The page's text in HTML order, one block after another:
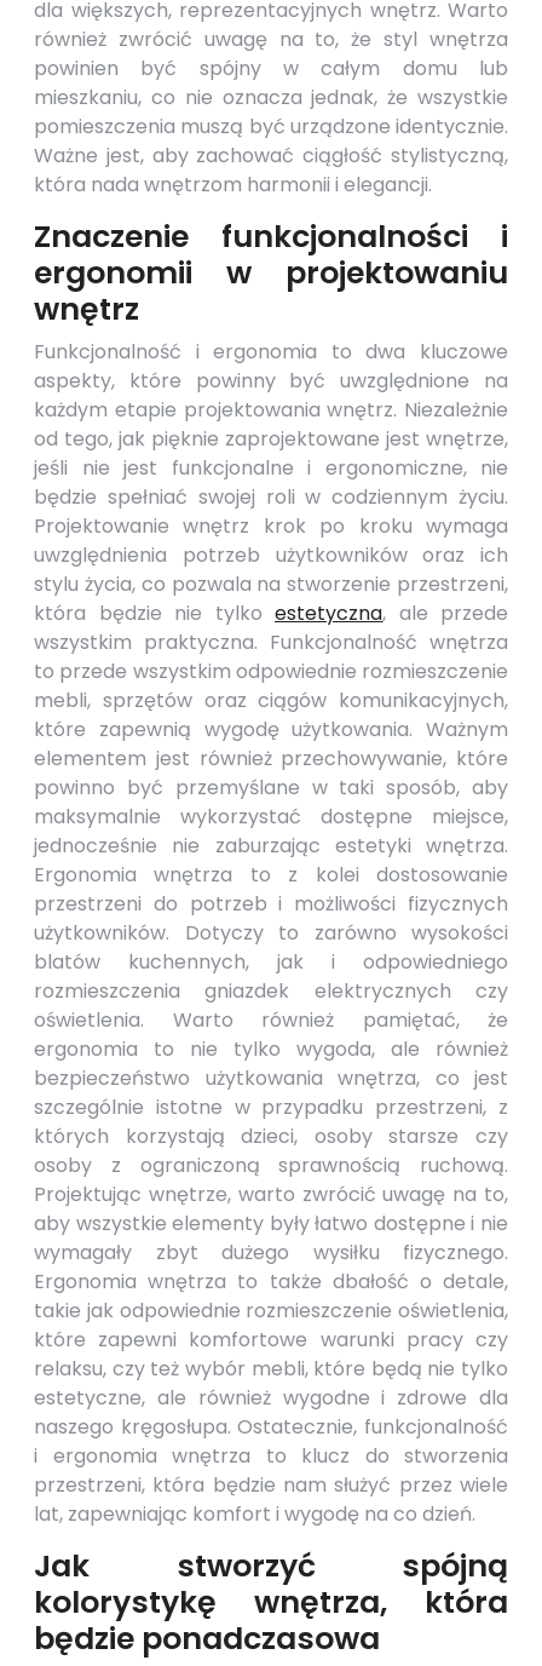
dla większych, reprezentacyjnych wnętrz. Warto
również zwrócić uwagę na to, że styl wnętrza
powinien być spójny w całym domu lub
mieszkaniu, co nie oznacza jednak, że wszystkie
pomieszczenia muszą być urządzone identycznie.
Ważne jest, aby zachować ciągłość stylistyczną,
która nada wnętrzom harmonii i elegancji.
Znaczenie funkcjonalności i
ergonomii w projektowaniu
wnętrz
Funkcjonalność i ergonomia to dwa kluczowe
aspekty, które powinny być uwzględnione na
każdym etapie projektowania wnętrz. Niezależnie
od tego, jak pięknie zaprojektowane jest wnętrze,
jeśli nie jest funkcjonalne i ergonomiczne, nie
będzie spełniać swojej roli w codziennym życiu.
Projektowanie wnętrz krok po kroku wymaga
uwzględnienia potrzeb użytkowników oraz ich
stylu życia, co pozwala na stworzenie przestrzeni,
która będzie nie tylko estetyczna, ale przede
wszystkim praktyczna. Funkcjonalność wnętrza
to przede wszystkim odpowiednie rozmieszczenie
mebli, sprzętów oraz ciągów komunikacyjnych,
które zapewnią wygodę użytkowania. Ważnym
elementem jest również przechowywanie, które
powinno być przemyślane w taki sposób, aby
maksymalnie wykorzystać dostępne miejsce,
jednocześnie nie zaburzając estetyki wnętrza.
Ergonomia wnętrza to z kolei dostosowanie
przestrzeni do potrzeb i możliwości fizycznych
użytkowników. Dotyczy to zarówno wysokości
blatów kuchennych, jak i odpowiedniego
rozmieszczenia gniazdek elektrycznych czy
oświetlenia. Warto również pamiętać, że
ergonomia to nie tylko wygoda, ale również
bezpieczeństwo użytkowania wnętrza, co jest
szczególnie istotne w przypadku przestrzeni, z
których korzystają dzieci, osoby starsze czy
osoby z ograniczoną sprawnością ruchową.
Projektując wnętrze, warto zwrócić uwagę na to,
aby wszystkie elementy były łatwo dostępne i nie
wymagały zbyt dużego wysiłku fizycznego.
Ergonomia wnętrza to także dbałość o detale,
takie jak odpowiednie rozmieszczenie oświetlenia,
które zapewni komfortowe warunki pracy czy
relaksu, czy też wybór mebli, które będą nie tylko
estetyczne, ale również wygodne i zdrowe dla
naszego kręgosłupa. Ostatecznie, funkcjonalność
i ergonomia wnętrza to klucz do stworzenia
przestrzeni, która będzie nam służyć przez wiele
lat, zapewniając komfort i wygodę na co dzień.
Jak stworzyć spójną
kolorystykę wnętrza, która
będzie ponadczasowa